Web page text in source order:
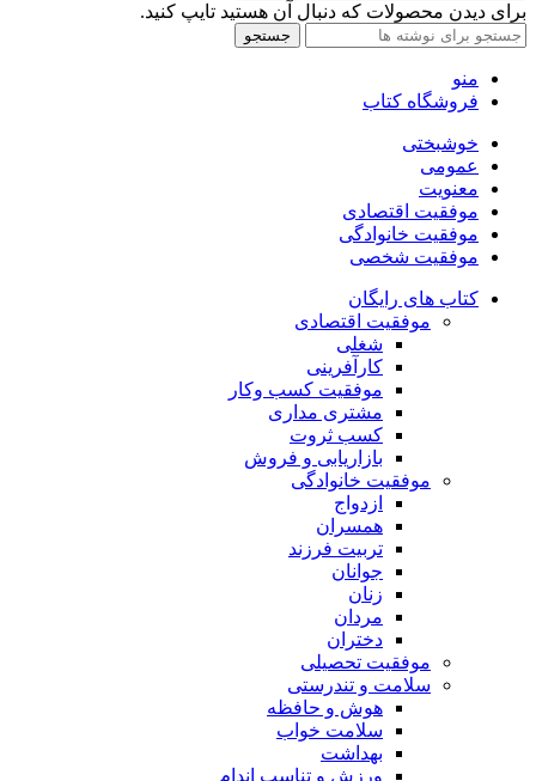
برای دیدن محصولات که دنبال آن هستید تایپ کنید.
جستجو
منو
فروشگاه کتاب
خوشبختی
عمومی
معنویت
موفقیت اقتصادی
موفقیت خانوادگی
موفقیت شخصی
کتاب های رایگان
موفقیت اقتصادی
شغلی
کارآفرینی
موفقیت کسب وکار
مشتری مداری
کسب ثروت
بازاریابی و فروش
موفقیت خانوادگی
ازدواج
همسران
تربیت فرزند
جوانان
زنان
مردان
دختران
موفقیت تحصیلی
سلامت و تندرستی
هوش و حافظه
سلامت خواب
بهداشت
ورزش و تناسب اندام